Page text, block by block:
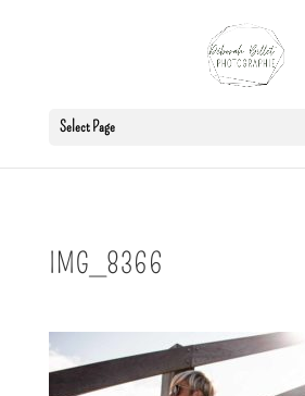
Select Page
IMG_8366